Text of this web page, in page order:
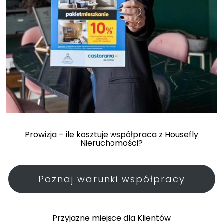
Prowizja – ile kosztuje współpraca z Housefly
Nieruchomości?
Poznaj warunki współpracy
Przyjazne miejsce dla Klientów